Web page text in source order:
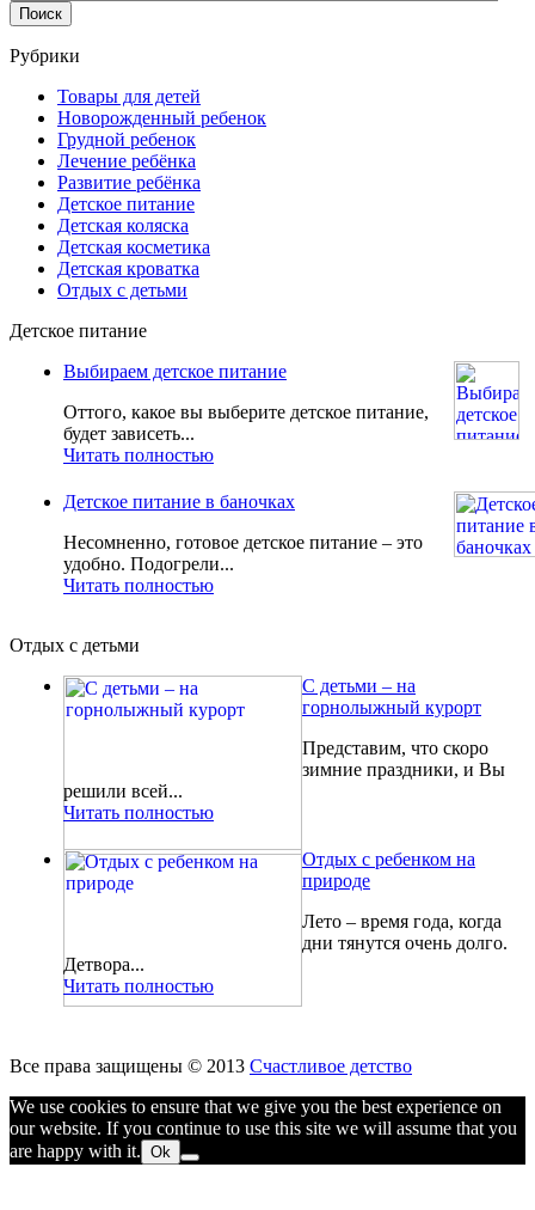
Рубрики
Товары для детей
Новорожденный ребенок
Грудной ребенок
Лечение ребёнка
Развитие ребёнка
Детское питание
Детская коляска
Детская косметика
Детская кроватка
Отдых с детьми
Детское питание
Выбираем детское питание
Оттого, какое вы выберите детское питание,
будет зависеть...
Читать полностью
Детское питание в баночках
Несомненно, готовое детское питание – это
удобно. Подогрели...
Читать полностью
Отдых с детьми
С детьми – на
горнолыжный курорт
Представим, что скоро
зимние праздники, и Вы
решили всей...
Читать полностью
Отдых с ребенком на
природе
Лето – время года, когда
дни тянутся очень долго.
Детвора...
Читать полностью
Все права защищены © 2013 Счастливое детство
We use cookies to ensure that we give you the best experience on
our website. If you continue to use this site we will assume that you
are happy with it. Ok